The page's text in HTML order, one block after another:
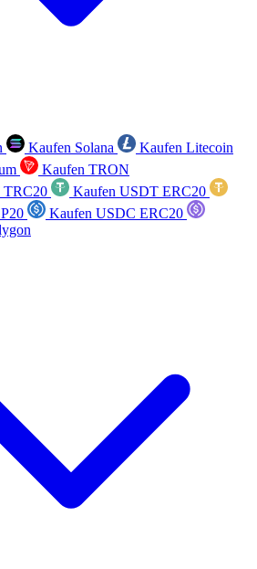
Kaufen Solana
Kaufen Litecoin
Kaufen TRON
TRC20
Kaufen USDT ERC20
Kaufen USDC ERC20